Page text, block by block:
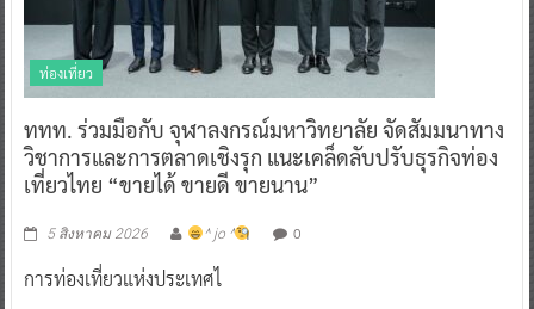
ท่องเที่ยว
ททท. ร่วมมือกับ จุฬาลงกรณ์มหาวิทยาลัย จัดสัมมนาทาง
วิชาการและการตลาดเชิงรุก แนะเคล็ดลับปรับธุรกิจท่อง
เที่ยวไทย “ขายได้ ขายดี ขายนาน”
5 สิงหาคม 2026 ^ jo ^ 0
การท่องเที่ยวแห่งประเทศไ